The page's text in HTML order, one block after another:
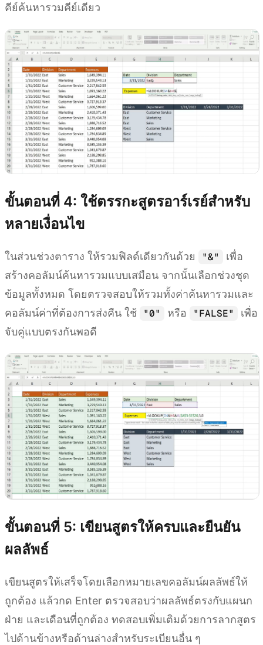
คีย์ค้นหารวมคีย์เดียว
ขั้นตอนที่ 4: ใช้ตรรกะสูตรอาร์เรย์สำหรับ
หลายเงื่อนไข
ในส่วนช่วงตาราง ให้รวมฟิลด์เดียวกันด้วย "&"
เพื่อ
สร้างคอลัมน์ค้นหารวมแบบเสมือน จากนั้นเลือกช่วงชุด
ข้อมูลทั้งหมด โดยตรวจสอบให้รวมทั้งค่าค้นหารวมและ
คอลัมน์ค่าที่ต้องการส่งคืน ใช้
"0" หรือ "FALSE"
เพื่อ
จับคู่แบบตรงกันพอดี
ขั้นตอนที่ 5: เขียนสูตรให้ครบและยืนยัน
ผลลัพธ์
เขียนสูตรให้เสร็จโดยเลือกหมายเลขคอลัมน์ผลลัพธ์ให้
ถูกต้อง แล้วกด Enter ตรวจสอบว่าผลลัพธ์ตรงกับแผนก
ฝ่าย และเดือนที่ถูกต้อง ทดสอบเพิ่มเติมด้วยการลากสูตร
ไปด้านข้างหรือด้านล่างสำหรับระเบียนอื่น ๆ